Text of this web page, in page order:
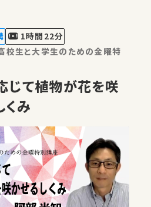
プログラム（大学で教えるこ
グラムです：東大FFP…
1時間22分
校生と大学生のための金曜特
じて植物が花を咲
くみ